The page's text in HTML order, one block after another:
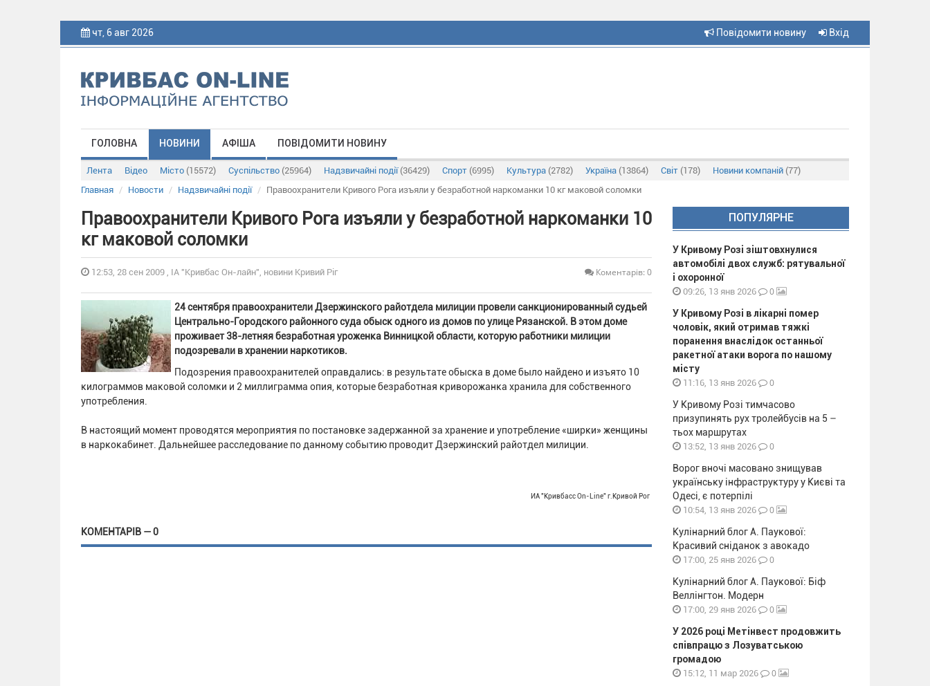
чт, 6 авг 2026 Повідомити новину Вхід
ГОЛОВНА НОВИНИ АФІША ПОВІДОМИТИ НОВИНУ
Лента Відео Місто (15572) Суспільство (25964) Надзвичайні події (36429) Спорт (6995) Культура (2782) Україна (13864) Світ (178) Новини компаній (77)
Главная
Новости Надзвичайні події Правоохранители Кривого Рога изъяли у безработной наркоманки 10 кг маковой соломки
Правоохранители Кривого Рога изъяли у безработной наркоманки 10
кг маковой соломки
12:53, 28 сен 2009 , ІА "Кривбас Он-лайн", новини Кривий Ріг Коментарів: 0
24 сентября правоохранители Дзержинского райотдела милиции провели санкционированный судьей
Центрально-Городского районного суда обыск одного из домов по улице Рязанской. В этом доме
проживает 38-летняя безработная уроженка Винницкой области, которую работники милиции
подозревали в хранении наркотиков.
Подозрения правоохранителей оправдались: в результате обыска в доме было найдено и изъято 10
килограммов маковой соломки и 2 миллиграмма опия, которые безработная криворожанка хранила для собственного
употребления.
В настоящий момент проводятся мероприятия по постановке задержанной за хранение и употребление «ширки» женщины
в наркокабинет. Дальнейшее расследование по данному событию проводит Дзержинский райотдел милиции.
ИА "Кривбасс On-Line" г.Кривой Рог
КОМЕНТАРІВ — 0
ПОПУЛЯРНЕ
У Кривому Розі зіштовхнулися
автомобілі двох служб: рятувальної
і охоронної
09:26, 13 янв 2026 0
У Кривому Розі в лікарні помер
чоловік, який отримав тяжкі
поранення внаслідок останньої
ракетної атаки ворога по нашому
місту
11:16, 13 янв 2026 0
У Кривому Розі тимчасово
призупинять рух тролейбусів на 5 –
тьох маршрутах
13:52, 13 янв 2026 0
Ворог вночі масовано знищував
українську інфраструктуру у Києві та
Одесі, є потерпілі
10:54, 13 янв 2026 0
Кулінарний блог А. Паукової:
Красивий сніданок з авокадо
17:00, 25 янв 2026 0
Кулінарний блог А. Паукової: Біф
Веллінгтон. Модерн
17:00, 29 янв 2026 0
У 2026 році Метінвест продовжить
співпрацю з Лозуватською
громадою
15:12, 11 мар 2026 0